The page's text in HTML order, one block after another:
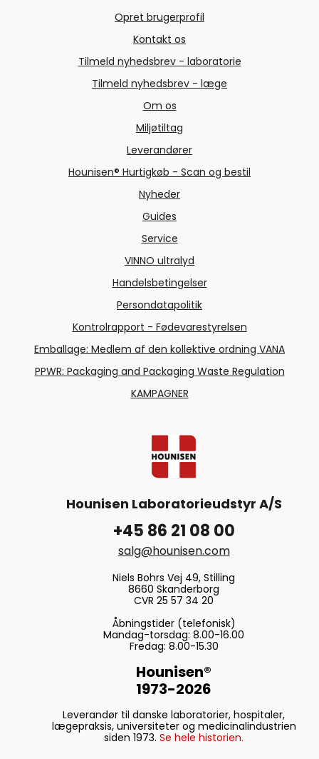
Opret brugerprofil
Kontakt os
Tilmeld nyhedsbrev - laboratorie
Tilmeld nyhedsbrev - læge
Om os
Miljøtiltag
Leverandører
Hounisen® Hurtigkøb - Scan og bestil
Nyheder
Guides
Service
VINNO ultralyd
Handelsbetingelser
Persondatapolitik
Kontrolrapport - Fødevarestyrelsen
Emballage: Medlem af den kollektive ordning VANA
PPWR: Packaging and Packaging Waste Regulation
KAMPAGNER
Hounisen Laboratorieudstyr A/S
+45 86 21 08 00
salg@hounisen.com
Niels Bohrs Vej 49, Stilling
8660 Skanderborg
CVR 25 57 34 20
Åbningstider (telefonisk)
Mandag-torsdag: 8.00-16.00
Fredag: 8.00-15.30
Hounisen®
1973-2026
Leverandør til danske laboratorier, hospitaler,
lægepraksis, universiteter og medicinalindustrien
siden 1973. Se hele historien.